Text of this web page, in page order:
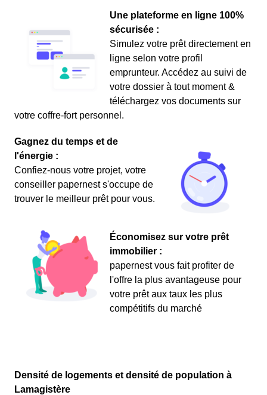
Une plateforme en ligne 100%
sécurisée :
Simulez votre prêt directement en
ligne selon votre profil
emprunteur. Accédez au suivi de
votre dossier à tout moment &
téléchargez vos documents sur
votre coffre-fort personnel.
Gagnez du temps et de
l'énergie :
Confiez-nous votre projet, votre
conseiller papernest s'occupe de
trouver le meilleur prêt pour vous.
Économisez sur votre prêt
immobilier :
papernest vous fait profiter de
l'offre la plus avantageuse pour
votre prêt aux taux les plus
compétitifs du marché
Densité de logements et densité de population à
Lamagistère